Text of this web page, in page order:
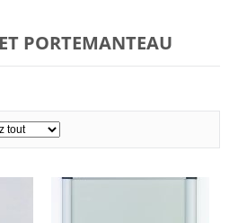
PORTEMANTEAU